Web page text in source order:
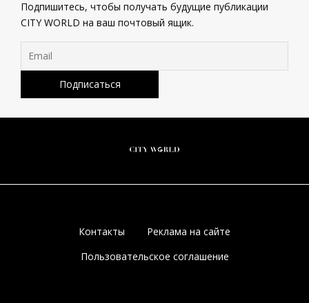
Подпишитесь, чтобы получать будущие публикации
CITY WORLD на ваш почтовый ящик.
Контакты
Реклама на сайте
Пользовательское соглашение